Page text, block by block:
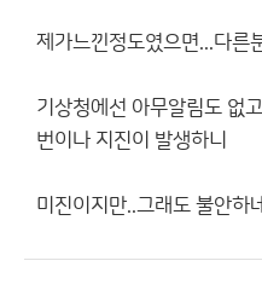
제가느낀정도였으면...다른
기상청에선 아무알림도 없
번이나 지진이 발생하니
미진이지만..그래도 불안하